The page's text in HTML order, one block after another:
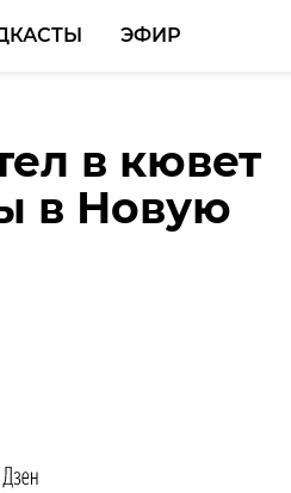
ЭФИР
в кювет
в Новую
перевел